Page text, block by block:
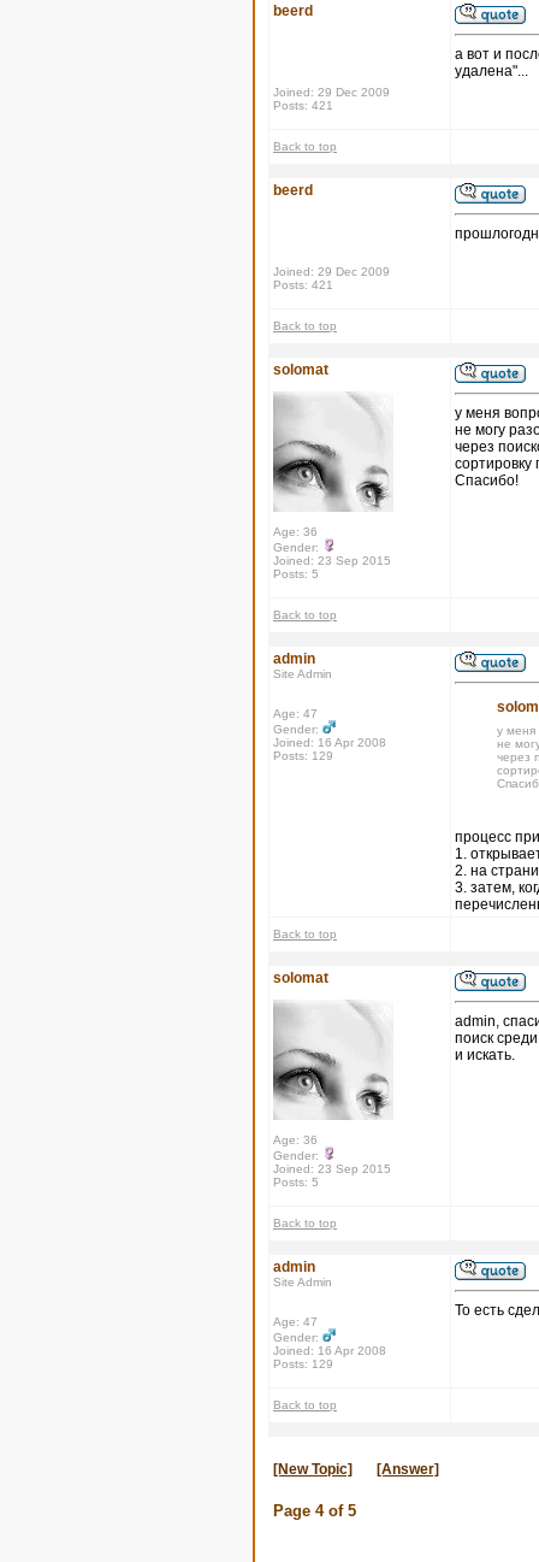
beerd
Joined: 29 Dec 2009
Posts: 421
а вот и
удалена"...
Back to top
beerd
Joined: 29 Dec 2009
Posts: 421
Back to top
solomat
Age: 36
Gender:
Joined: 23 Sep 2015
Posts: 5
у меня
не могу
через
сортировку
Спасибо!
Back to top
admin
Site Admin
Age: 47
Gender:
Joined: 16 Apr 2008
Posts: 129
у меня
не
через
процесс
1.
2. на
3. затем,
Back to top
solomat
Age: 36
Gender:
Joined: 23 Sep 2015
Posts: 5
admin,
поиск
и искать.
Back to top
admin
Site Admin
Age: 47
Gender:
Joined: 16 Apr 2008
Posts: 129
То есть
Back to top
[New Topic] [Answer]
Page 4of 5